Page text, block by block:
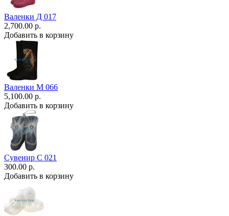
Валенки Д 017
2,700.00 р.
Добавить в корзину
Валенки М 066
5,100.00 р.
Добавить в корзину
Сувенир С 021
300.00 р.
Добавить в корзину